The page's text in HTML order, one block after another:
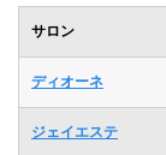
サロン
ディオーネ
ジェイエステ